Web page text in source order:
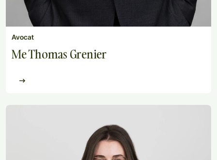
Avocat
Me Thomas Grenier